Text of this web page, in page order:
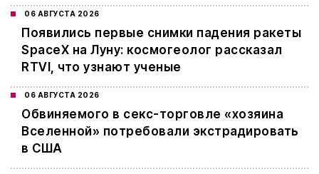
06 АВГУСТА 2026
Появились первые снимки падения ракеты
SpaceX на Луну: космогеолог рассказал
RTVI, что узнают ученые
06 АВГУСТА 2026
Обвиняемого в секс-торговле «хозяина
Вселенной» потребовали экстрадировать
в США